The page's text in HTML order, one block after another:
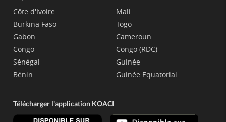
Côte d'Ivoire
Burkina Faso
Gabon
Congo
Sénégal
Bénin
Mali
Togo
Cameroun
Congo (RDC)
Guinée
Guinée Equatorial
Télécharger l'application KOACI